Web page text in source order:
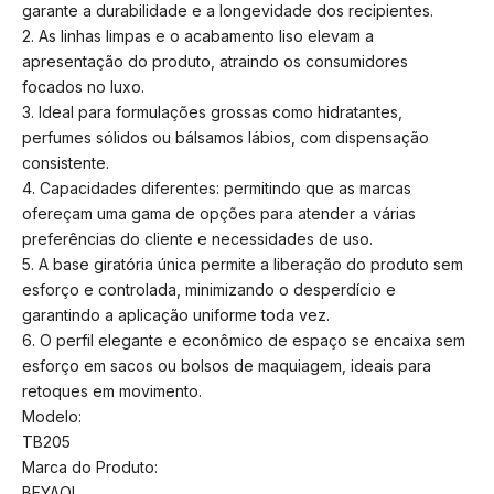
garante a durabilidade e a longevidade dos recipientes.
2. As linhas limpas e o acabamento liso elevam a
apresentação do produto, atraindo os consumidores
focados no luxo.
3. Ideal para formulações grossas como hidratantes,
perfumes sólidos ou bálsamos lábios, com dispensação
consistente.
4. Capacidades diferentes: permitindo que as marcas
ofereçam uma gama de opções para atender a várias
preferências do cliente e necessidades de uso.
5. A base giratória única permite a liberação do produto sem
esforço e controlada, minimizando o desperdício e
garantindo a aplicação uniforme toda vez.
6. O perfil elegante e econômico de espaço se encaixa sem
esforço em sacos ou bolsos de maquiagem, ideais para
retoques em movimento.
Modelo:
TB205
Marca do Produto: